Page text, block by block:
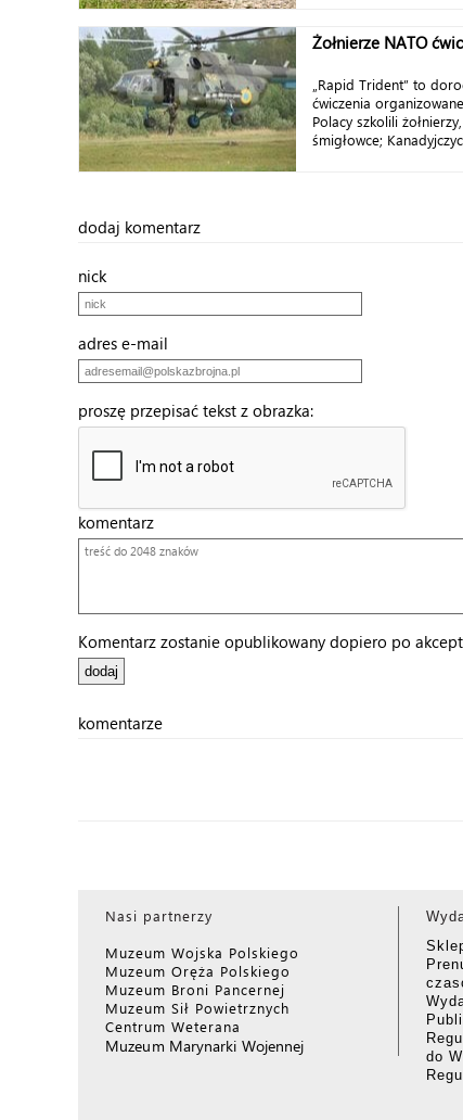
Żołnierze NATO
„Rapid Trident” to
ćwiczenia
Polacy szkolili
śmigłowce;
dodaj komentarz
nick
adres e-mail
proszę przepisać tekst z obrazka:
komentarz
Komentarz zostanie opublikowany dopiero po
komentarze
Nasi partnerzy
Muzeum Wojska Polskiego
Muzeum Oręża Polskiego
Muzeum Broni Pancernej
Muzeum Sił Powietrznych
Centrum Weterana
Muzeum Marynarki Wojennej
do